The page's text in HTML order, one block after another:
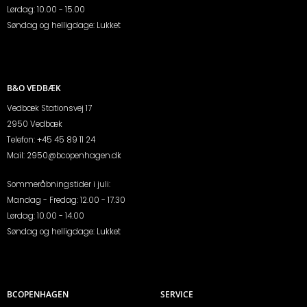
Lørdag: 10.00 - 15.00
Søndag og helligdage: Lukket
B&O VEDBÆK
Vedbæk Stationsvej 17
2950 Vedbæk
Telefon:+45 45 89 11 24
Mail: 2950@bcopenhagen.dk
Sommeråbningstider i juli:
Mandag - Fredag: 12.00 - 17.30
Lørdag: 10.00 - 14.00
Søndag og helligdage: Lukket
BCOPENHAGEN SERVICE